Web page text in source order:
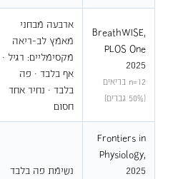
BreathWISE,
PLOS One
2025
n=12 בריאים
(50% גברים)
ארבעה מבחני
מאמץ לב-ריאה
מקסימליים: רגיל ·
אף בלבד · פה
בלבד · נחיר אחד
חסום
Frontiers in
Physiology,
2025
נשימת פה בלבד